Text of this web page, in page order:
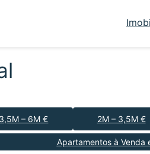
3,5M – 6M € 2M – 3,5M €
Apartamentos à Venda